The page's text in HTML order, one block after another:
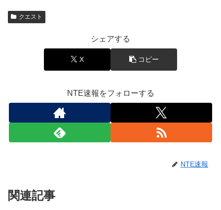
クエスト
シェアする
X コピー
NTE速報をフォローする
NTE速報
関連記事